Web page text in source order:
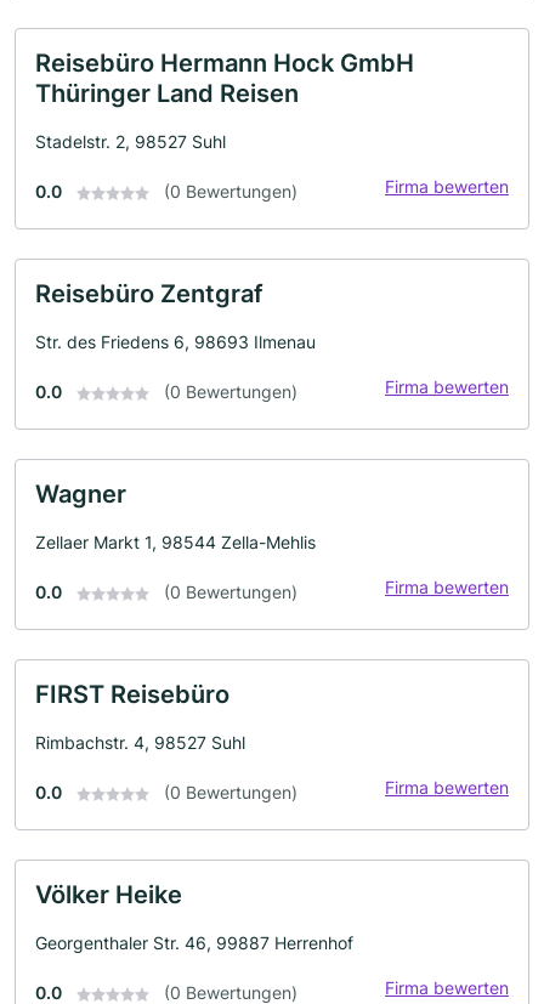
Reisebüro Hermann Hock GmbH
Thüringer Land Reisen
Stadelstr. 2, 98527 Suhl
0.0 (0 Bewertungen) Firma bewerten
Reisebüro Zentgraf
Str. des Friedens 6, 98693 Ilmenau
0.0 (0 Bewertungen) Firma bewerten
Wagner
Zellaer Markt 1, 98544 Zella-Mehlis
0.0 (0 Bewertungen) Firma bewerten
FIRST Reisebüro
Rimbachstr. 4, 98527 Suhl
0.0 (0 Bewertungen) Firma bewerten
Völker Heike
Georgenthaler Str. 46, 99887 Herrenhof
0.0 (0 Bewertungen) Firma bewerten